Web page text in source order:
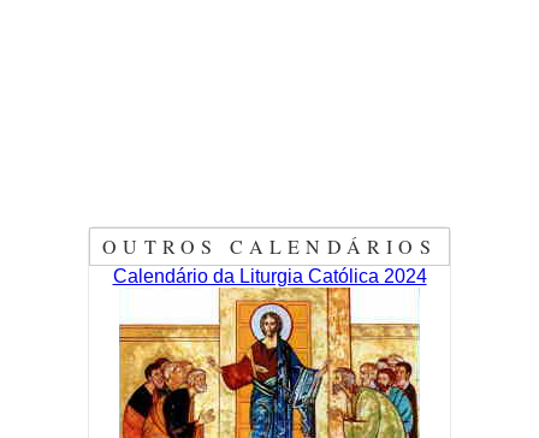
OUTROS CALENDÁRIOS
Calendário da Liturgia Católica 2024